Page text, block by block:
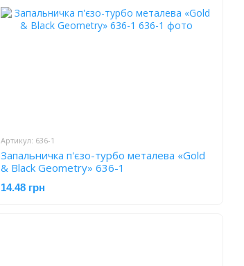
Артикул: 636-1
Запальничка п'єзо-турбо металева «Gold
& Black Geometry» 636-1
14.48 грн